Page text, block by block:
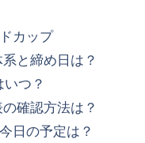
カップ
と締め日は？
つ？
確認方法は？
日の予定は？